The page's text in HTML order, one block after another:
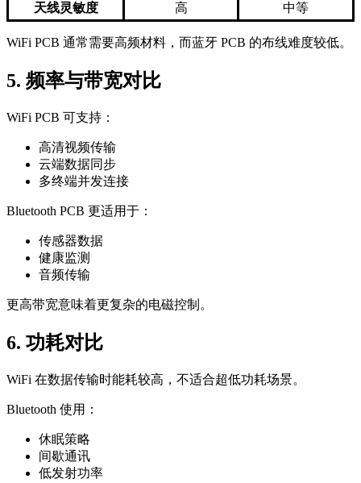
天线灵敏度
高 中等
WiFi PCB 通常需要高频材料，而蓝牙 PCB 的布线难度较低。
5. 频率与带宽对比
WiFi PCB 可支持：
高清视频传输
云端数据同步
多终端并发连接
Bluetooth PCB 更适用于：
传感器数据
健康监测
音频传输
更高带宽意味着更复杂的电磁控制。
6. 功耗对比
WiFi 在数据传输时能耗较高，不适合超低功耗场景。
Bluetooth 使用：
休眠策略
间歇通讯
低发射功率